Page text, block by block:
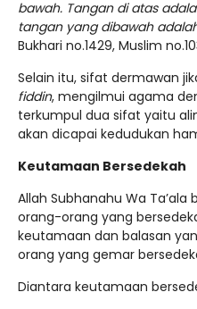
bawah. Tangan di atas
tangan yang dibawah
Bukhari no.1429, Muslim
Selain itu, sifat dermawan
fiddin, mengilmui agama
terkumpul dua sifat yaitu
akan dicapai kedudukan
Keutamaan Bersedekah
Allah Subhanahu Wa
orang-orang yang
keutamaan dan balasan
orang yang gemar
Diantara keutamaan